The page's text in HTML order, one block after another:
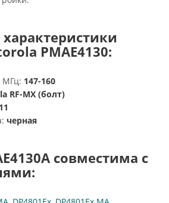
PMAE4130:
МГц: 147-160
RF-MX (болт)
11
черная
совместима с